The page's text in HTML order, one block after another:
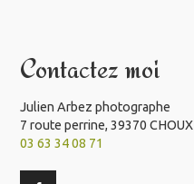
Contactez moi
Julien Arbez photographe
7 route perrine, 39370 CHOUX
03 63 34 08 71